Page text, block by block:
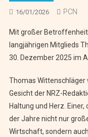
16/01/2026 PCN
Mit großer
langjährigen Mitglieds
30. Dezember 2025 im
Thomas Wittenschläger
Gesicht der NRZ-
Haltung und Herz.
der Jahre nicht nur
Wirtschaft, sondern